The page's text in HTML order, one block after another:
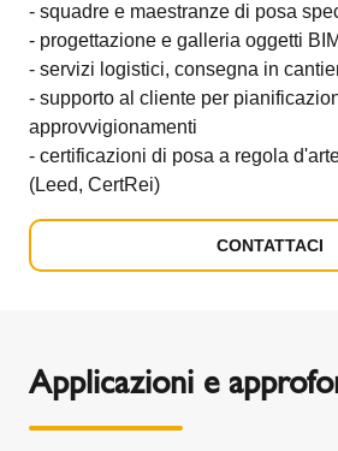
- squadre e maestranze di posa
- progettazione e galleria oggetti
- servizi logistici, consegna in
- supporto al cliente per
approvvigionamenti
- certificazioni di posa a regola
(Leed, CertRei)
CONTATTACI
Applicazioni e